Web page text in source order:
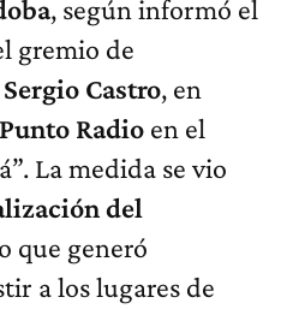
, según informó el
gremio de
Sergio Castro, en
Radio en el
La medida se vio
del
que generó
a los lugares de